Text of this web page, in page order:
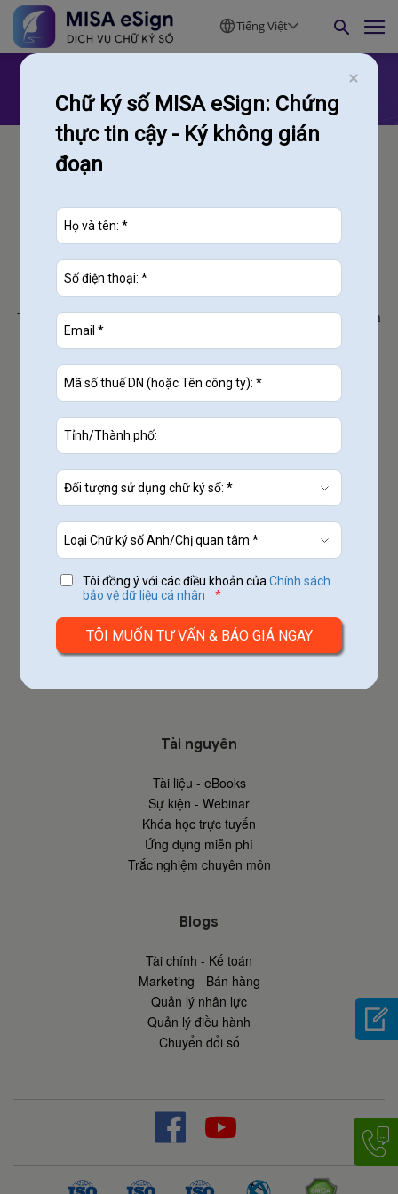
Tiếng Việt
CÔNG TY CỔ PHẦN MISA
Trụ sở chính:
Tầng 9 Tòa nhà Technosoft, phố Duy Tân, Phường Cầu Giấy,
Hà
contact@misa.com.vn
024 3795 9595
https://www.misa.vn/
Khám phá
Về MISA
Chợ ứng dụng
Đăng nhập
Hợp tác
Hỗ trợ khách hàng
Tuyển dụng
Tài nguyên
Tài liệu - eBooks
Sự kiện - Webinar
Khóa học trực tuyến
Ứng dụng miễn phí
Trắc nghiệm chuyên môn
Blogs
Tài chính - Kế toán
Marketing - Bán hàng
Quản lý nhân lực
Quản lý điều hành
Chuyển đổi số
Chữ ký số MISA eSign: Chứng
thực tin cậy - Ký không gián
đoạn
Tôi đồng ý với các điều khoản củaChính sách
bảo vệ dữ liệu cá nhân
*